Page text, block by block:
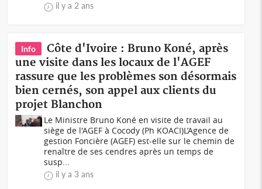
il y a 2 ans
Info
Côte d'Ivoire : Bruno Koné, après
une visite dans les locaux de l'AGEF
rassure que les problèmes son désormais
bien cernés, son appel aux clients du
projet Blanchon
Le Ministre Bruno Koné en visite de travail au
siège de l'AGEF à Cocody (Ph KOACI)L’Agence de
gestion Foncière (AGEF) est-elle sur le chemin de
renaître de ses cendres après un temps de
susp...
il y a 3 ans